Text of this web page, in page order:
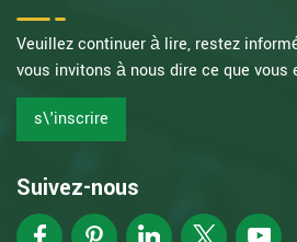
Veuillez continuer à lire, restez
vous invitons à nous dire ce que vous
s\'inscrire
Suivez-nous